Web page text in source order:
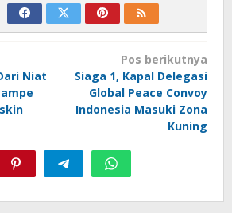
Niat
Pos berikutnya
Siaga 1, Kapal Delegasi
Global Peace Convoy
Indonesia Masuki Zona
Kuning